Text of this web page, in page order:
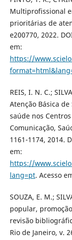
Multiprofissional
prioritárias de
e200770, 2022.
em:
https://
REIS, I. N. C.;
Atenção Básica
saúde nos
Comunicação,
1161-1174, 2014.
em:
https://
lang=pt. Acesso
SOUZA, E. M.;
popular,
revisão
Rio de Janeiro, v.